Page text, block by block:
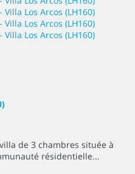
de 3 chambres située à
résidentielle...